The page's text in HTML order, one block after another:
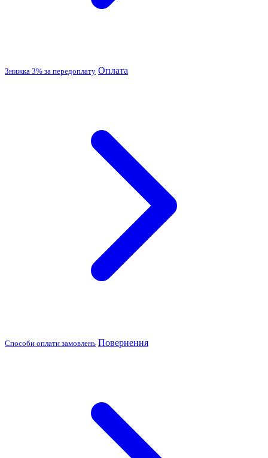
Знижка 3% за передоплату Оплата
Способи оплати замовлень Повернення